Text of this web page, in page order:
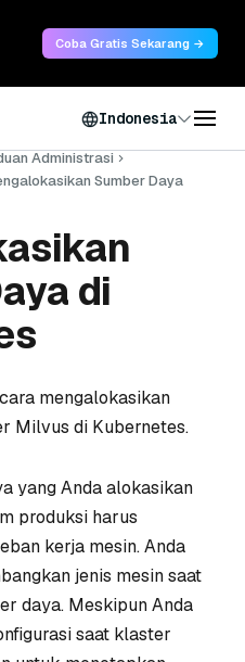
Coba Gratis Sekarang →
Indonesia
Administrasi
Sumber Daya
di
mengalokasikan
Milvus di Kubernetes.
yang Anda alokasikan
produksi harus
kerja mesin. Anda
jenis mesin saat
daya. Meskipun Anda
saat klaster